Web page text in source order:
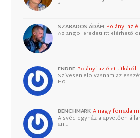
f…
SZABADOS ÁDÁM Polányi az
Az angol eredeti itt elérhető
ENDRE Polányi az élet titkáról
Szívesen elolvasnám az
Ho…
BENCHMARK A nagy
A svéd egyház alapvetően
an…